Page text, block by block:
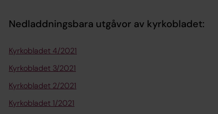
Nedladdningsbara utgåvor av kyrkobladet:
Kyrkobladet 4/2021
Kyrkobladet 3/2021
Kyrkobladet 2/2021
Kyrkobladet 1/2021